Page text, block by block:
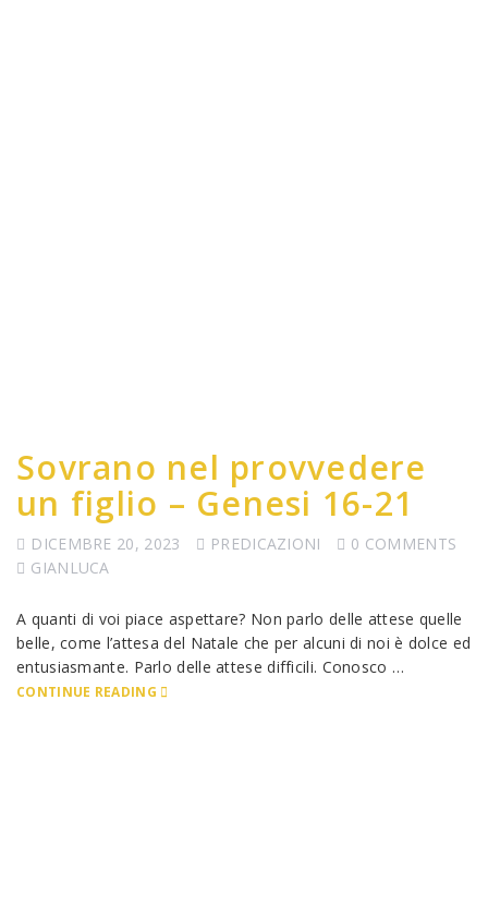
Sovrano nel provvedere
un figlio – Genesi 16-21
DICEMBRE 20, 2023 PREDICAZIONI
0 COMMENTS
GIANLUCA
A quanti di voi piace aspettare? Non parlo delle attese quelle
belle, come l’attesa del Natale che per alcuni di noi è dolce ed
entusiasmante. Parlo delle attese difficili. Conosco …
CONTINUE READING